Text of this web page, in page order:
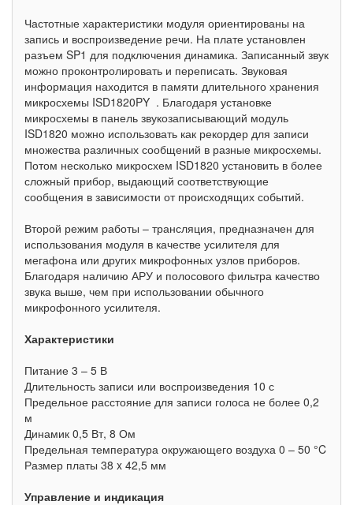
Частотные характеристики модуля ориентированы на
запись и воспроизведение речи. На плате установлен
разъем SP1 для подключения динамика. Записанный звук
можно проконтролировать и переписать. Звуковая
информация находится в памяти длительного хранения
микросхемы ISD1820PY . Благодаря установке
микросхемы в панель звукозаписывающий модуль
ISD1820 можно использовать как рекордер для записи
множества различных сообщений в разные микросхемы.
Потом несколько микросхем ISD1820 установить в более
сложный прибор, выдающий соответствующие
сообщения в зависимости от происходящих событий.
Второй режим работы – трансляция, предназначен для
использования модуля в качестве усилителя для
мегафона или других микрофонных узлов приборов.
Благодаря наличию АРУ и полосового фильтра качество
звука выше, чем при использовании обычного
микрофонного усилителя.
Характеристики
Питание 3 – 5 В
Длительность записи или воспроизведения 10 с
Предельное расстояние для записи голоса не более 0,2
м
Динамик 0,5 Вт, 8 Ом
Предельная температура окружающего воздуха 0 – 50 °C
Размер платы 38 x 42,5 мм
Управление и индикация